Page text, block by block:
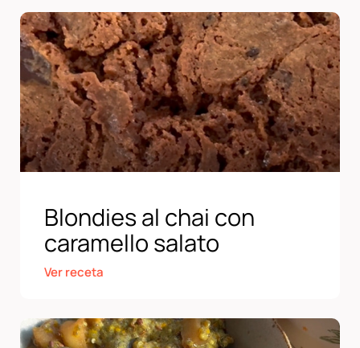
Blondies al chai con
caramello salato
Ver receta